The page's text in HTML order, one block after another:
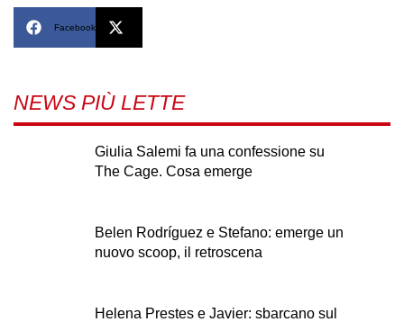
Facebook
NEWS PIÙ LETTE
Giulia Salemi fa una confessione su
The Cage. Cosa emerge
Belen Rodríguez e Stefano: emerge un
nuovo scoop, il retroscena
Helena Prestes e Javier: sbarcano sul